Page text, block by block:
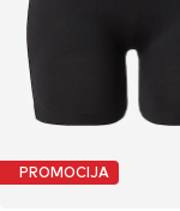
PROMOCIJA